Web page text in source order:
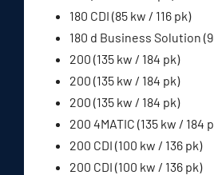
180 CDI (85 kw / 116 pk)
180 d Business Solution
200 (135 kw / 184 pk)
200 (135 kw / 184 pk)
200 (135 kw / 184 pk)
200 4MATIC (135 kw / 184
200 CDI (100 kw / 136 pk)
200 CDI (100 kw / 136 pk)